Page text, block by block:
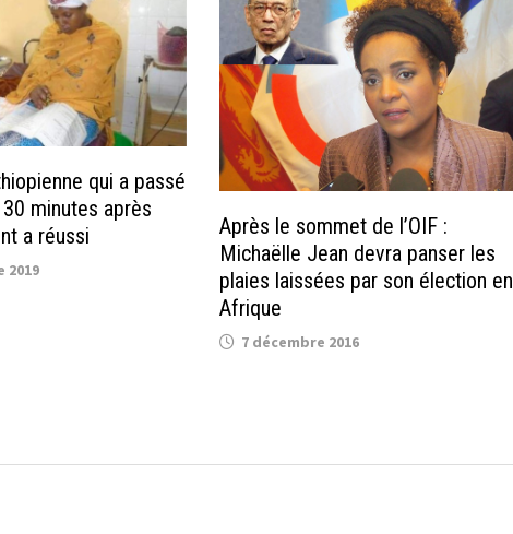
qui a passé
minutes après
a réussi
2019
Après le sommet de l’OIF :
Michaëlle Jean devra panser les
plaies laissées par son élection en
Afrique
7 décembre 2016